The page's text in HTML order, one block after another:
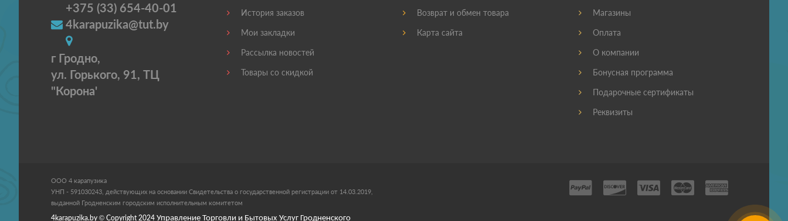
+375 (33) 654-40-01
4karapuzika@tut.by
г Гродно,
ул. Горького, 91, ТЦ
"Корона'
История заказов
Мои закладки
Рассылка новостей
Товары со скидкой
Возврат и обмен товара
Карта сайта
Магазины
Оплата
О компании
Бонусная программа
Подарочные сертификаты
Реквизиты
ООО 4 карапузика
УНП - 591030243, действующих на основании Свидетельства о государственной регистрации от 14.03.2019,
выданной Гродненским городским исполнительным комитетом
4karapuzika.by © Copyright 2024 Управление Торговли и Бытовых Услуг Гродненского